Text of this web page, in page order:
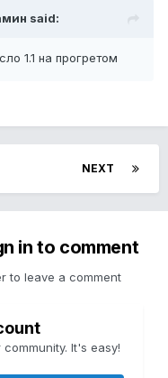
said:
1.1 на прогретом
NEXT
in to comment
to leave a comment
It's easy!